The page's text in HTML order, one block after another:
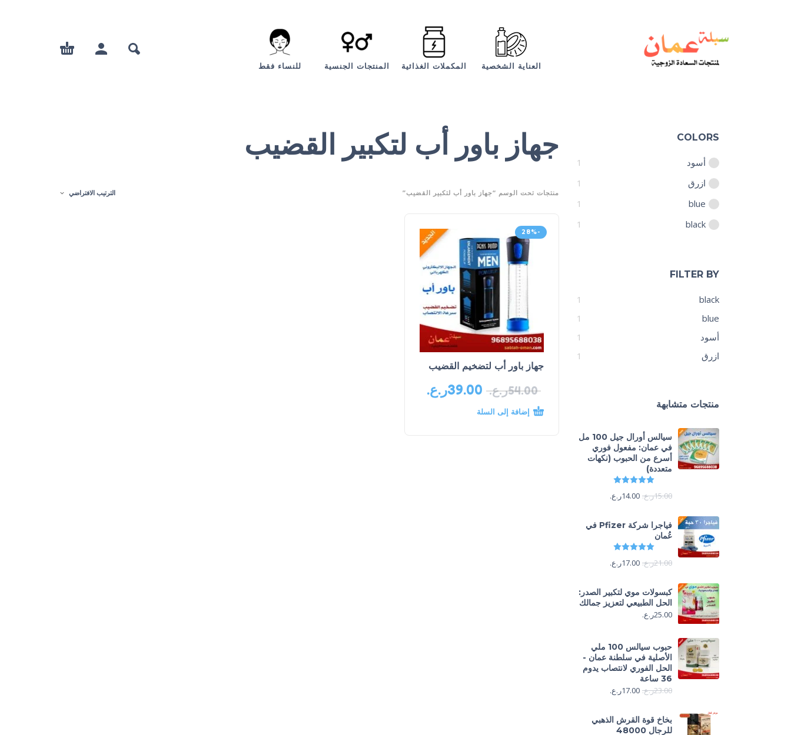
العناية الشخصية المكملات الغذائية المنتجات الجنسية للنساء فقط
COLORS
أسود
1
ازرق
1
blue
1
black
1
FILTER BY
black
1
blue
1
أسود
1
ازرق
1
منتجات متشابهة
سيالس أورال جيل 100 مل
في عمان: مفعول فوري
أسرع من الحبوب (نكهات
متعددة)
15.00ر.ع. 14.00ر.ع.
فياجرا شركة Pfizer في
عُمان
21.00ر.ع. 17.00ر.ع.
كبسولات موي لتكبير الصدر:
الحل الطبيعي لتعزيز جمالك
25.00ر.ع.
حبوب سيالس 100 ملي
الأصلية في سلطنة عمان -
الحل الفوري لانتصاب يدوم
36 ساعة
23.00ر.ع. 17.00ر.ع.
بخاخ قوة القرش الذهبي
للرجال 48000
جهاز باور أب لتكبير القضيب
منتجات تحت الوسم “جهاز باور أب لتكبير القضيب” الترتيب الافتراضي
-28%
جهاز باور أب لتضخيم القضيب
54.00ر.ع. 39.00ر.ع.
إضافة إلى السلة